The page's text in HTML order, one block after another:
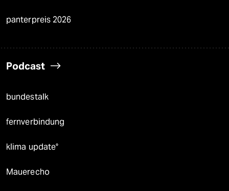
panterpreis 2026
Podcast
bundestalk
fernverbindung
klima update°
Mauerecho